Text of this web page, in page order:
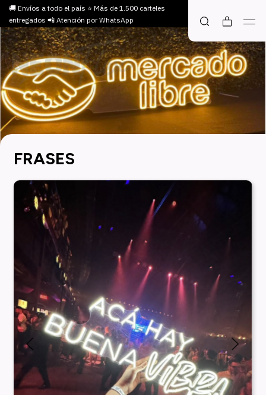
🚚 Envíos a todo el país ⭐ Más de 1.500 carteles
entregados 📲 Atención por WhatsApp
FRASES